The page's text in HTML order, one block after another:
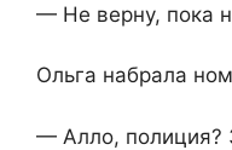
— Не верну, пока
Ольга набрала
— Алло, полиция?